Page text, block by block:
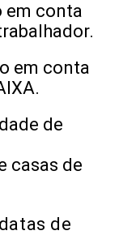
em conta
em conta
de
casas de
de